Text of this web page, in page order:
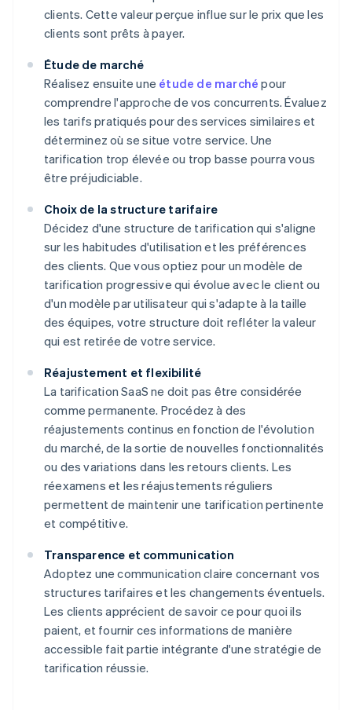
clients. Cette valeur perçue influe sur le prix que les
clients sont prêts à payer.
Étude de marché
Réalisez ensuite une étude de marché pour
comprendre l'approche de vos concurrents. Évaluez
les tarifs pratiqués pour des services similaires et
déterminez où se situe votre service. Une
tarification trop élevée ou trop basse pourra vous
être préjudiciable.
Choix de la structure tarifaire
Décidez d'une structure de tarification qui s'aligne
sur les habitudes d'utilisation et les préférences
des clients. Que vous optiez pour un modèle de
tarification progressive qui évolue avec le client ou
d'un modèle par utilisateur qui s'adapte à la taille
des équipes, votre structure doit refléter la valeur
qui est retirée de votre service.
Réajustement et flexibilité
La tarification SaaS ne doit pas être considérée
comme permanente. Procédez à des
réajustements continus en fonction de l'évolution
du marché, de la sortie de nouvelles fonctionnalités
ou des variations dans les retours clients. Les
réexamens et les réajustements réguliers
permettent de maintenir une tarification pertinente
et compétitive.
Transparence et communication
Adoptez une communication claire concernant vos
structures tarifaires et les changements éventuels.
Les clients apprécient de savoir ce pour quoi ils
paient, et fournir ces informations de manière
accessible fait partie intégrante d'une stratégie de
tarification réussie.